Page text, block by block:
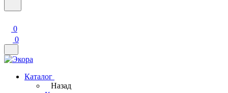
0
0
Каталог
Назад